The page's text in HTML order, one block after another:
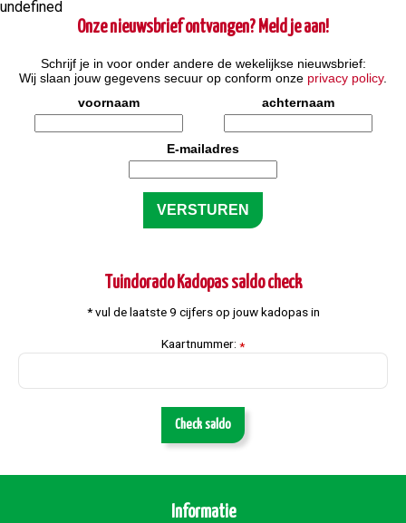
undefined
Onze nieuwsbrief ontvangen? Meld je aan!
Schrijf je in voor onder andere de wekelijkse nieuwsbrief:
Wij slaan jouw gegevens secuur op conform onze privacy policy.
voornaam
achternaam
E-mailadres
Tuindorado Kadopas saldo check
* vul de laatste 9 cijfers op jouw kadopas in
Kaartnummer: *
Check saldo
Informatie